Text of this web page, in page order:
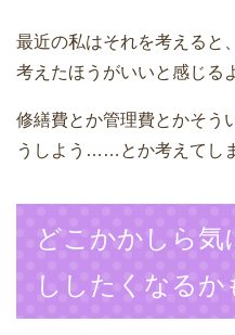
最近の私はそれを考えると
考えたほうがいいと感じる
修繕費とか管理費とかそう
うしよう……とか考えてし
どこかかしら気
ししたくなるか